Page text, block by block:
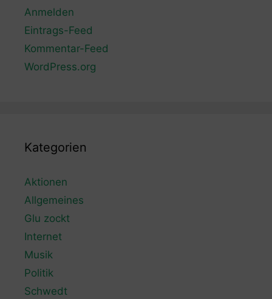
Anmelden
Eintrags-Feed
Kommentar-Feed
WordPress.org
Kategorien
Aktionen
Allgemeines
Glu zockt
Internet
Musik
Politik
Schwedt